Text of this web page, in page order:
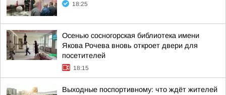
18:25
Осенью сосногорская библиотека имени
Якова Рочева вновь откроет двери для
посетителей
18:15
Выходные поспортивному: что ждёт жителей